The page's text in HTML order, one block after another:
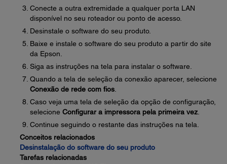
Conecte a outra extremidade a qualquer porta LAN
disponível no seu roteador ou ponto de acesso.
Desinstale o software do seu produto.
Baixe e instale o software do seu produto a partir do site
da Epson.
Siga as instruções na tela para instalar o software.
Quando a tela de seleção da conexão aparecer, selecione
Conexão de rede com fios
Caso veja uma tela de seleção da opção de configuração,
selecione Configurar a impressora pela primeira vez
Continue seguindo o restante das instruções na tela.
Conceitos relacionados
Desinstalação do software do seu produto
Tarefas relacionadas